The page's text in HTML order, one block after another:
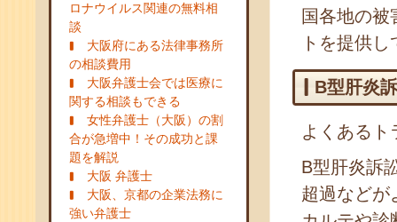
ロナウイルス関連の無料相
談
大阪府にある法律事務所
の相談費用
大阪弁護士会では医療に
関する相談もできる
女性弁護士（大阪）の割
合が急増中！その成功と課
題を解説
大阪 弁護士
大阪、京都の企業法務に
強い弁護士
国各地の
トを提供
B型肝炎
よくあるト
B型肝炎訴
超過などが